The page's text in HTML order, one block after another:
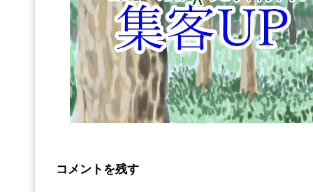
コメントを残す